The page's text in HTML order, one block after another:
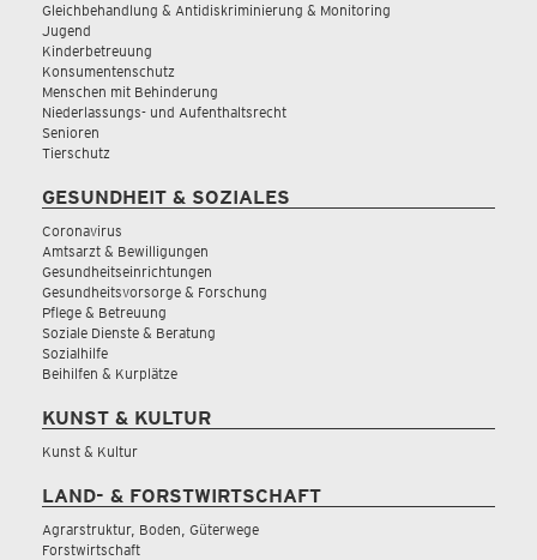
Gleichbehandlung & Antidiskriminierung & Monitoring
Jugend
Kinderbetreuung
Konsumentenschutz
Menschen mit Behinderung
Niederlassungs- und Aufenthaltsrecht
Senioren
Tierschutz
GESUNDHEIT & SOZIALES
Coronavirus
Amtsarzt & Bewilligungen
Gesundheitseinrichtungen
Gesundheitsvorsorge & Forschung
Pflege & Betreuung
Soziale Dienste & Beratung
Sozialhilfe
Beihilfen & Kurplätze
KUNST & KULTUR
Kunst & Kultur
LAND- & FORSTWIRTSCHAFT
Agrarstruktur, Boden, Güterwege
Forstwirtschaft